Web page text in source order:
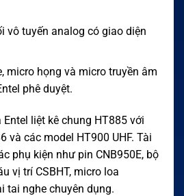
vô tuyến analog có giao diện
micro họng và micro truyền âm
phê duyệt.
liệt kê chung HT885 với
và các model HT900 UHF. Tài
phụ kiện như pin CNB950E, bộ
vị trí CSBHT, micro loa
tai nghe chuyên dụng.